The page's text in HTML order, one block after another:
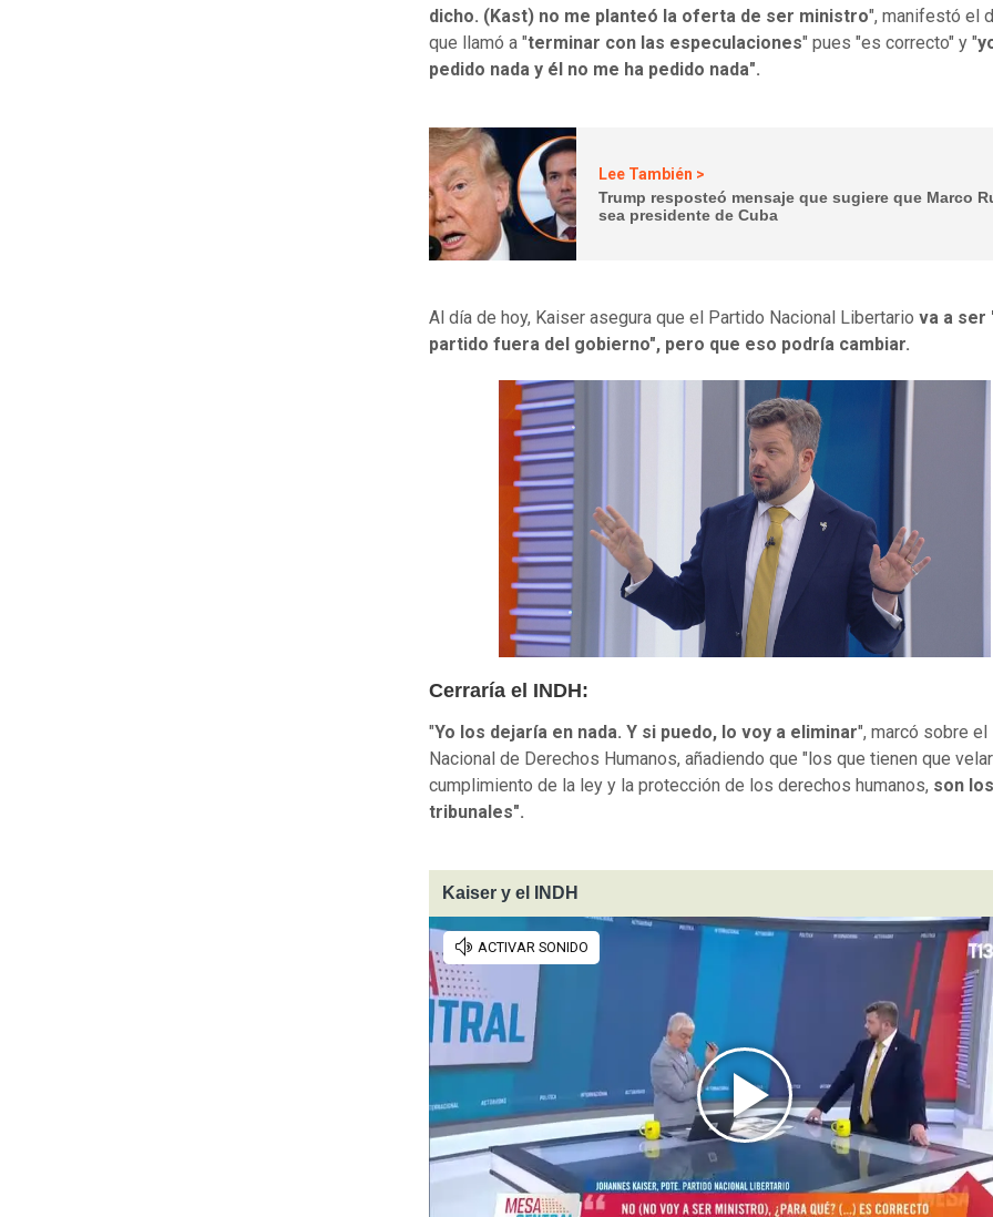
dicho. (Kast) no me planteó la oferta de ser ministro", manifestó el
que llamó a "terminar con las especulaciones" pues "es correcto" y "
pedido nada y él no me ha pedido nada".
Lee También >
Trump resposteó mensaje que sugiere que Marco
sea presidente de Cuba
Al día de hoy, Kaiser asegura que el Partido Nacional Libertario va a ser
partido fuera del gobierno", pero que eso podría cambiar.
Cerraría el INDH:
"Yo los dejaría en nada. Y si puedo, lo voy a eliminar", marcó sobre
Nacional de Derechos Humanos, añadiendo que "los que tienen que
cumplimiento de la ley y la protección de los derechos humanos, son los
tribunales".
Kaiser y el INDH